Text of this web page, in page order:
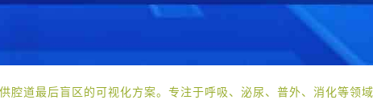
腔道最后盲区的可视化方案。专注于呼吸、泌尿、普外、消化等领